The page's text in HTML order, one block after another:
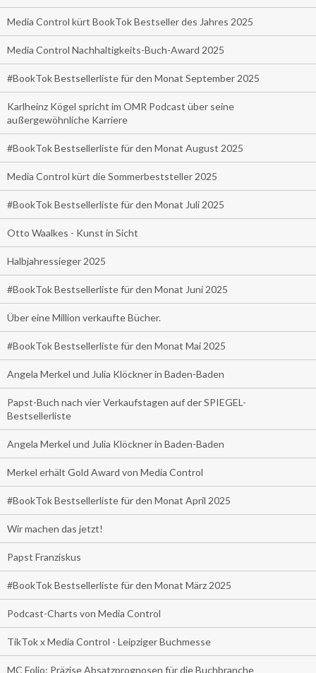
Media Control kürt BookTok Bestseller des Jahres 2025
Media Control Nachhaltigkeits-Buch-Award 2025
#BookTok Bestsellerliste für den Monat September 2025
Karlheinz Kögel spricht im OMR Podcast über seine
außergewöhnliche Karriere
#BookTok Bestsellerliste für den Monat August 2025
Media Control kürt die Sommerbeststeller 2025
#BookTok Bestsellerliste für den Monat Juli 2025
Otto Waalkes - Kunst in Sicht
Halbjahressieger 2025
#BookTok Bestsellerliste für den Monat Juni 2025
Über eine Million verkaufte Bücher.
#BookTok Bestsellerliste für den Monat Mai 2025
Angela Merkel und Julia Klöckner in Baden-Baden
Papst-Buch nach vier Verkaufstagen auf der SPIEGEL-
Bestsellerliste
Angela Merkel und Julia Klöckner in Baden-Baden
Merkel erhält Gold Award von Media Control
#BookTok Bestsellerliste für den Monat April 2025
Wir machen das jetzt!
Papst Franziskus
#BookTok Bestsellerliste für den Monat März 2025
Podcast-Charts von Media Control
TikTok x Media Control - Leipziger Buchmesse
MC Folio: Präzise Absatzprognosen für die Buchbranche